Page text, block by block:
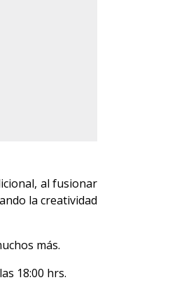
al fusionar
la creatividad
más.
18:00 hrs.